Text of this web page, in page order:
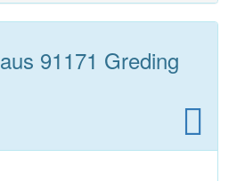
aus 91171 Greding